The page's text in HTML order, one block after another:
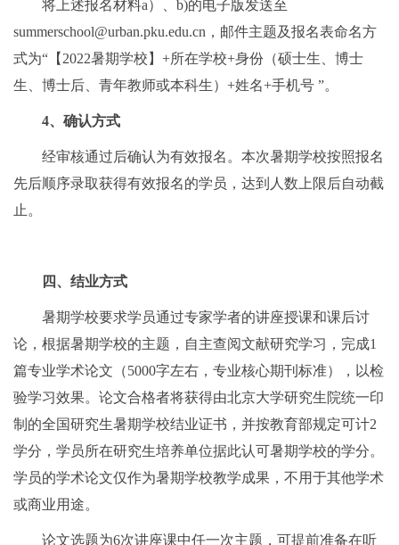
将上述报名材料a）、b)的电子版发送至
summerschool@urban.pku.edu.cn，邮件主题及报名表命名方
式为“【2022暑期学校】+所在学校+身份（硕士生、博士
生、博士后、青年教师或本科生）+姓名+手机号 ”。
4、确认方式
经审核通过后确认为有效报名。本次暑期学校按照报名
先后顺序录取获得有效报名的学员，达到人数上限后自动截
止。
四、结业方式
暑期学校要求学员通过专家学者的讲座授课和课后讨
论，根据暑期学校的主题，自主查阅文献研究学习，完成1
篇专业学术论文（5000字左右，专业核心期刊标准），以检
验学习效果。论文合格者将获得由北京大学研究生院统一印
制的全国研究生暑期学校结业证书，并按教育部规定可计2
学分，学员所在研究生培养单位据此认可暑期学校的学分。
学员的学术论文仅作为暑期学校教学成果，不用于其他学术
或商业用途。
论文选题为6次讲座课中任一次主题，可提前准备在听